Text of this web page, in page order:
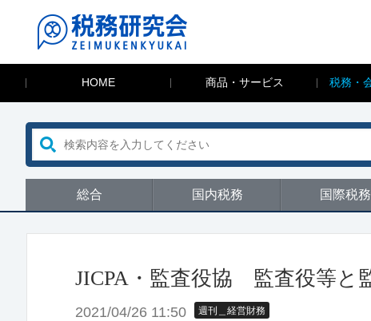
HOME 商品・サービス 税務・
総合 国内税務 国際税務
JICPA・監査役協 監査役等と
2021/04/26 11:50 週刊＿経営財務